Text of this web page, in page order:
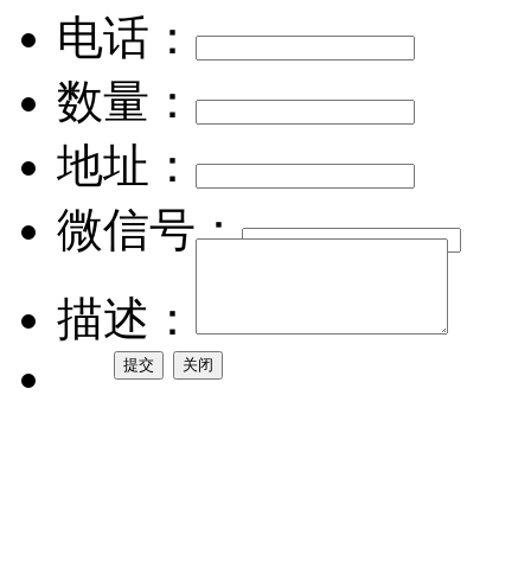
电话：
数量：
地址：
微信号：
描述：